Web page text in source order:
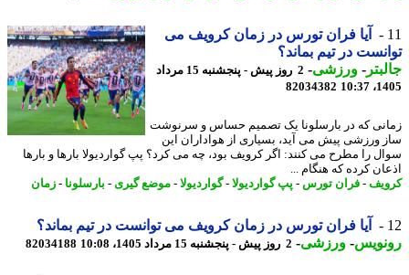
آیا فران تورس در زمان کرویف می
در تیم بماند؟
-ورزشی-
2 روز پیش - پنجشنبه 15 مرداد
82034382
که در بارسلونا یک تصمیم حساس و سرنوشت
ورزشی پیش می آید، بسیاری از هواداران این
را مطرح می کنند: اگر کرویف بود، چه می کرد؟ پپ گواردیولا بارها و بارها
کرده که هنگام ...
-فران تورس-پپ گواردیولا -گواردیولا -موضع گیری- بارسلونا-زمان
آیا فران تورس در زمان کرویف می توانست در تیم بماند؟
-ورزشی-2 روز پیش - پنجشنبه 15 مرداد 1405، 10:08 82034188